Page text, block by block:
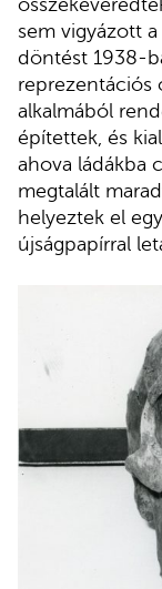
sem vigyázott
döntést 1938-
reprezentációs
alkalmából
építettek, és
ahova ládákba
megtalált
helyeztek el
újságpapírral